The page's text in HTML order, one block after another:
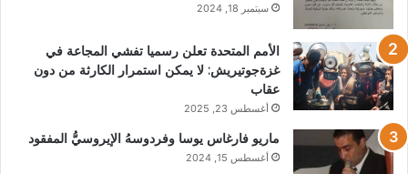
سبتمبر 18, 2024
الأمم المتحدة تعلن رسميا تفشي المجاعة في
غزةجوتيريش: لا يمكن استمرار الكارثة من دون
عقاب
أغسطس 23, 2025
ماريو فارغاس يوسا وفردوسهُ الإيروسيُّ المفقود
أغسطس 15, 2024